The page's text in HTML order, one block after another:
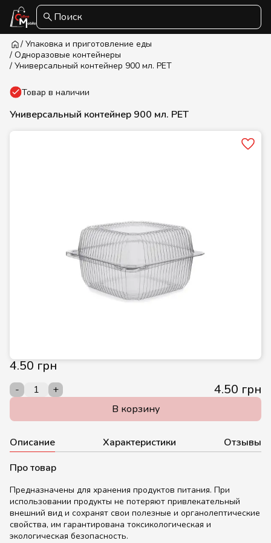
Поиск
/ Упаковка и приготовление еды
/ Одноразовые контейнеры
/ Универсальный контейнер 900 мл. РЕТ
Товар в наличии
Универсальный контейнер 900 мл. РЕТ
4.50 грн
- + 4.50 грн
В корзину
Описание Характеристики
Отзывы
Про товар
Предназначены для хранения продуктов питания. При
использовании продукты не потеряют привлекательный
внешний вид и сохранят свои полезные и органолептические
свойства, им гарантирована токсикологическая и
экологическая безопасность.